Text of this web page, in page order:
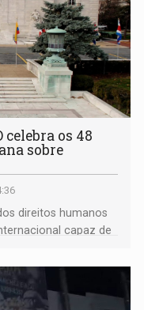
celebra os 48
sobre
direitos humanos
capaz de